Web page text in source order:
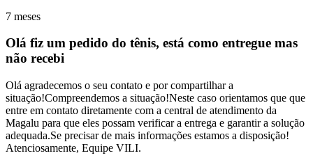
7 meses
Olá fiz um pedido do tênis, está como entregue mas
não recebi
Olá agradecemos o seu contato e por compartilhar a
situação!Compreendemos a situação!Neste caso orientamos que que
entre em contato diretamente com a central de atendimento da
Magalu para que eles possam verificar a entrega e garantir a solução
adequada.Se precisar de mais informações estamos a disposição!
Atenciosamente, Equipe VILI.